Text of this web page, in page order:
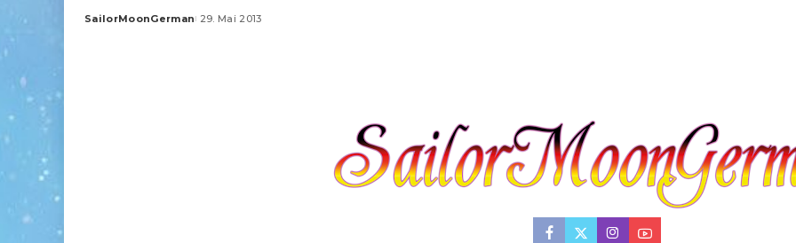
Posted
SailorMoonGerman 29. Mai 2013